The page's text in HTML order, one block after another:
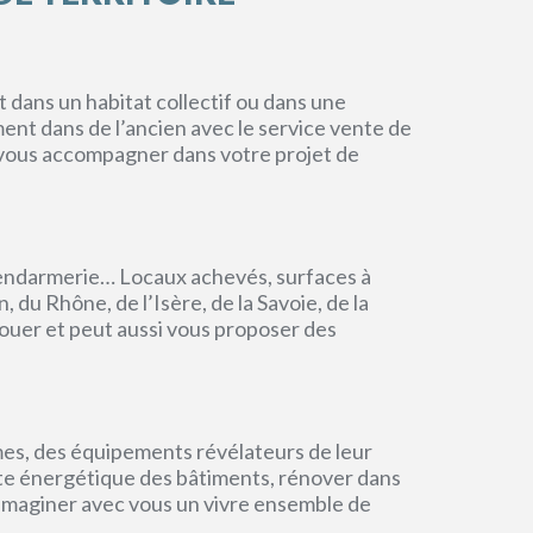
dans un habitat collectif ou dans une
dans de l’ancien avec le service vente de
accompagner dans votre projet de
Locaux achevés, surfaces à
Rhône, de l’Isère, de la Savoie, de la
et peut aussi vous proposer des
des équipements révélateurs de leur
énergétique des bâtiments, rénover dans
avec vous un vivre ensemble de